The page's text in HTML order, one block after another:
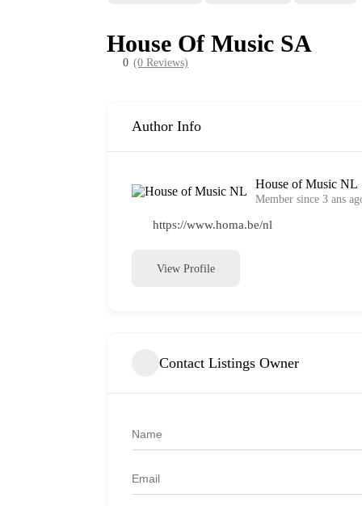
House Of Music SA
0 (0 Reviews)
Author Info
House of Music NL
Member since 3 ans
https://www.homa.be/nl
View Profile
Contact Listings Owner